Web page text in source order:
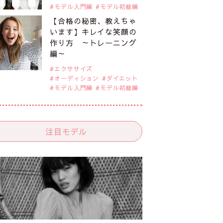
モデル入門編
モデル初級編
【合格の秘密、教えちゃ
います】キレイな笑顔の
作り方 ～トレーニング
編～
エクササイズ
オーディション
ダイエット
モデル入門編
モデル初級編
注目モデル